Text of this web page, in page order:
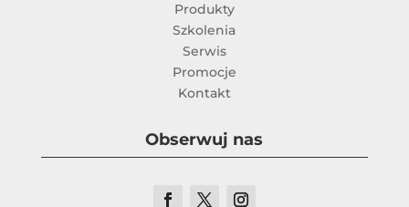
Produkty
Szkolenia
Serwis
Promocje
Kontakt
Obserwuj nas